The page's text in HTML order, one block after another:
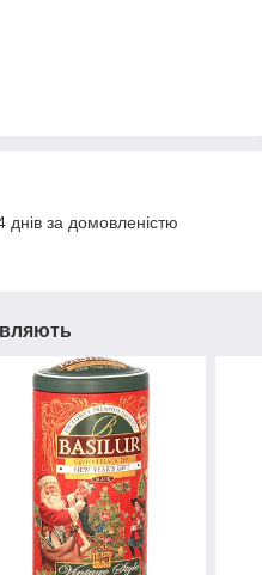
за домовленістю